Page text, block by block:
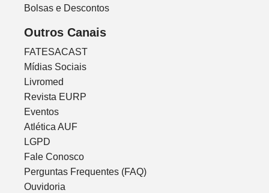
Bolsas e Descontos
Outros Canais
FATESACAST
Mídias Sociais
Livromed
Revista EURP
Eventos
Atlética AUF
LGPD
Fale Conosco
Perguntas Frequentes (FAQ)
Ouvidoria